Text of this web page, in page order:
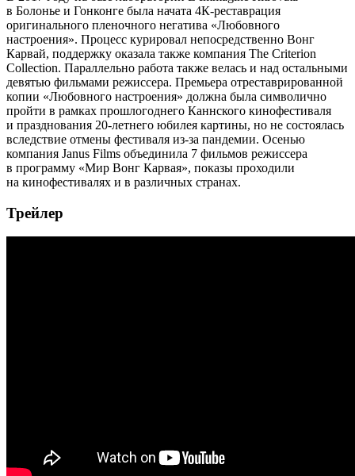
в Болонье и Гонконге была начата 4К-реставрация
оригинального пленочного негатива «Любовного
настроения». Процесс курировал непосредственно Вонг
Карвай, поддержку оказала также компания The Criterion
Collection. Параллельно работа также велась и над остальными
девятью фильмами режиссера. Премьера отреставрированной
копии «Любовного настроения» должна была символично
пройти в рамках прошлогоднего Каннского кинофестиваля
и празднования 20-летнего юбилея картины, но не состоялась
вследствие отмены фестиваля из-за пандемии. Осенью
компания Janus Films объединила 7 фильмов режиссера
в программу «Мир Вонг Карвая», показы проходили
на кинофестивалях и в различных странах.
Трейлер